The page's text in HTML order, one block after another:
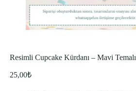
Resimli Cupcake Kürdanı – Mavi Temalı
25,00₺